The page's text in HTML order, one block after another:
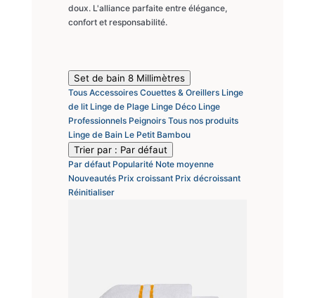
doux. L'alliance parfaite entre élégance,
confort et responsabilité.
Set de bain 8 Millimètres
Tous Accessoires Couettes & Oreillers Linge
de lit Linge de Plage Linge Déco Linge
Professionnels Peignoirs Tous nos produits
Linge de Bain Le Petit Bambou
Trier par : Par défaut
Par défaut Popularité Note moyenne
Nouveautés Prix croissant Prix décroissant
Réinitialiser